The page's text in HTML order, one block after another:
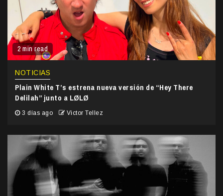
2 min read
NOTICIAS
Plain White T’s estrena nueva versión de “Hey There
Delilah” junto a LØLØ
3 días ago Victor Tellez